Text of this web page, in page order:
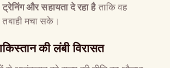
और सहायता दे रहा हैताकि वह
मचा सके।
की लंबी विरासत